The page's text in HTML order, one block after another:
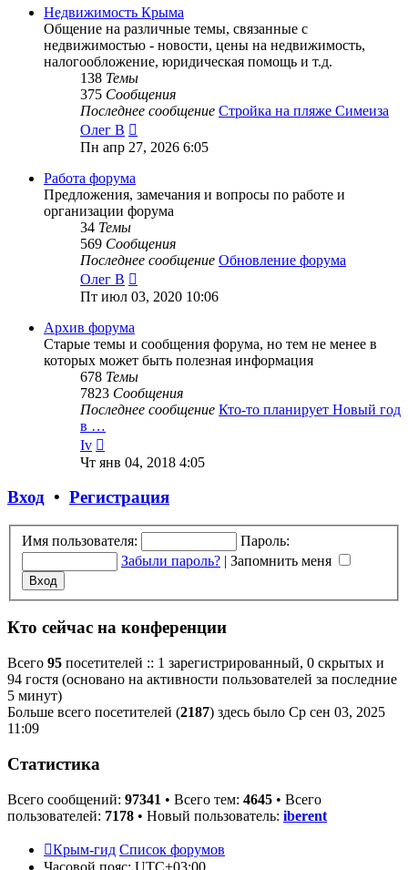
сообщению
Недвижимость Крыма
Общение на различные темы, связанные с
недвижимостью - новости, цены на недвижимость,
налогообложение, юридическая помощь и т.д.
138 Темы
375 Сообщения
Последнее сообщение Стройка на пляже Симеиза
Олег В
к
последнему
Пн апр 27, 2026 6:05
Работа форума
Предложения, замечания и вопросы по работе и
организации форума
34 Темы
569 Сообщения
Последнее сообщение Обновление форума
Олег В
к
последнему
Пт июл 03, 2020 10:06
Архив форума
Старые темы и сообщения форума, но тем не менее в
которых может быть полезная информация
678 Темы
7823 Сообщения
Последнее сообщение Кто-то планирует Новый год
в …
Iv
к
последнему
Чт янв 04, 2018 4:05
Вход • Регистрация
Имя пользователя:
Пароль:
Забыли пароль? | Запомнить меня
Кто сейчас на конференции
Всего 95 посетителей :: 1 зарегистрированный, 0 скрытых и
94 гостя (основано на активности пользователей за последние
5 минут)
Больше всего посетителей (2187) здесь было Ср сен 03, 2025
11:09
Статистика
Всего сообщений: 97341 • Всего тем: 4645 • Всего
пользователей: 7178 • Новый пользователь: iberent
Крым-гид Список форумов
Часовой пояс: UTC+03:00